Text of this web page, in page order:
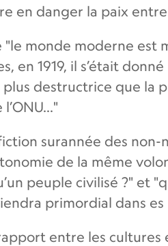
en danger la paix
monde moderne
en 1919, il s’était
destructrice que la
surannée des
de la même
peuple civilisé ?" et
primordial dans
entre les